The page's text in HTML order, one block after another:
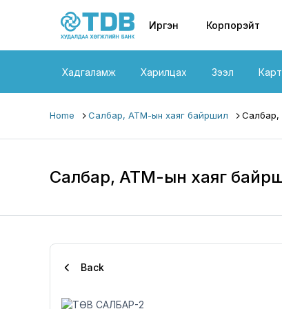
Иргэн Корпорэйт
Хадгаламж Харилцах Зээл Карт
Home Салбар, АТМ-ын хаяг байршил Салбар,
Салбар, АТМ-ын хаяг
Back